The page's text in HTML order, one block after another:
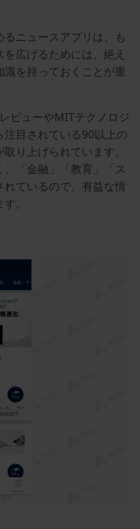
ニュースアプリは、も
広げるためには、絶え
を持っておくことが重
ビューやMITテクノロジ
目されている90以上の
り上げられています。
、「金融」「教育」「ス
ているので、有益な情
。